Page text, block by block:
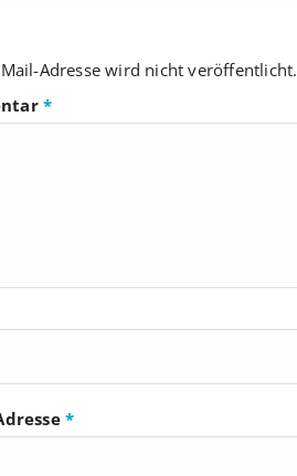
Mail-Adresse wird nicht veröffentlicht.
*
*